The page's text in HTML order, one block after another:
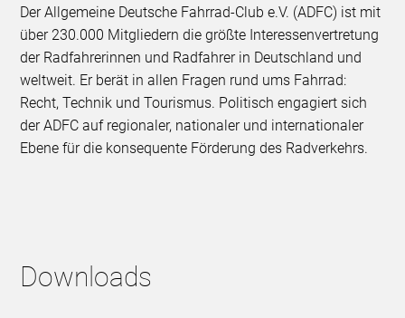
Der Allgemeine Deutsche Fahrrad-Club e.V. (ADFC) ist mit
über 230.000 Mitgliedern die größte Interessenvertretung
der Radfahrerinnen und Radfahrer in Deutschland und
weltweit. Er berät in allen Fragen rund ums Fahrrad:
Recht, Technik und Tourismus. Politisch engagiert sich
der ADFC auf regionaler, nationaler und internationaler
Ebene für die konsequente Förderung des Radverkehrs.
Downloads